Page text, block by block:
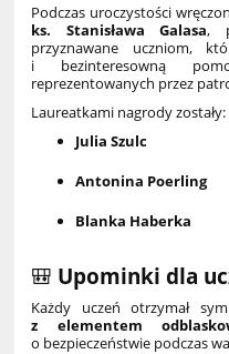
Podczas uroczystości
ks. Stanisława Galasa,
przyznawane uczniom,
i bezinteresowną
reprezentowanych przez
Laureatkami nagrody zostały:
Julia Szulc
Antonina Poerling
Blanka Haberka
🎒 Upominki dla
Każdy uczeń otrzymał
z elementem
o bezpieczeństwie podczas